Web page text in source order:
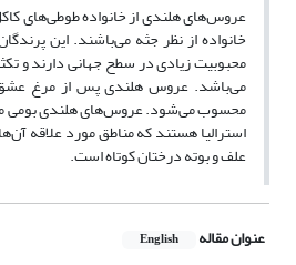
عروس‌های هلندی از خانواده طوطی‌های
خانواده از نظر جثه می‌باشند. این
محبوبیت زیادی در سطح جهانی دارند و
می‌باشد. عروس هلندی پس از مرغ عشق
محسوب می‌شود. عروس‌های هلندی بومی
استرالیا هستند که مناطق مورد علاقه
علف و بوته درختان کوتاه است.
عنوان مقاله English